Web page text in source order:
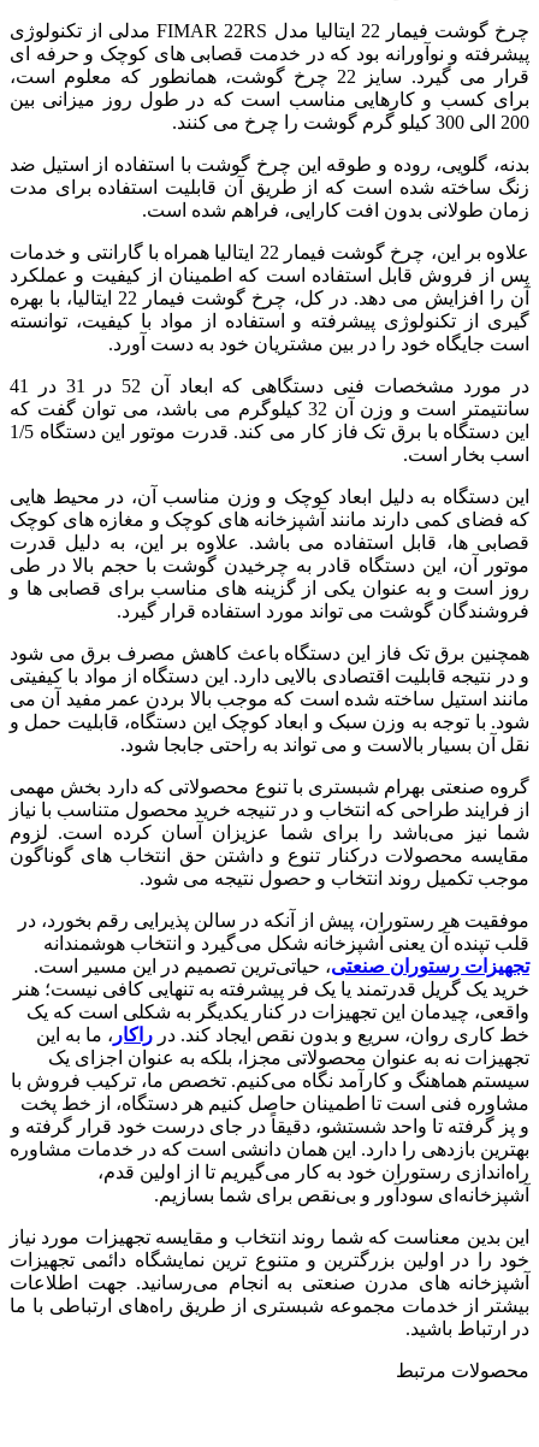
چرخ گوشت فیمار 22 ایتالیا مدل FIMAR 22RS مدلی از تکنولوژی
پیشرفته و نوآورانه بود که در خدمت قصابی های کوچک و حرفه ای
قرار می گیرد. سایز 22 چرخ گوشت، همانطور که معلوم است،
برای کسب و کارهایی مناسب است که در طول روز میزانی بین
200 الی 300 کیلو گرم گوشت را چرخ می کنند.
بدنه، گلویی، روده و طوقه این چرخ گوشت با استفاده از استیل ضد
زنگ ساخته شده است که از طریق آن قابلیت استفاده برای مدت
زمان طولانی بدون افت کارایی، فراهم شده است.
علاوه بر این، چرخ گوشت فیمار 22 ایتالیا همراه با گارانتی و خدمات
پس از فروش قابل استفاده است که اطمینان از کیفیت و عملکرد
آن را افزایش می دهد. در کل، چرخ گوشت فیمار 22 ایتالیا، با بهره
گیری از تکنولوژی پیشرفته و استفاده از مواد با کیفیت، توانسته
است جایگاه خود را در بین مشتریان خود به دست آورد.
در مورد مشخصات فنی دستگاهی که ابعاد آن 52 در 31 در 41
سانتیمتر است و وزن آن 32 کیلوگرم می باشد، می توان گفت که
این دستگاه با برق تک فاز کار می کند. قدرت موتور این دستگاه 1/5
اسب بخار است.
این دستگاه به دلیل ابعاد کوچک و وزن مناسب آن، در محیط هایی
که فضای کمی دارند مانند آشپزخانه های کوچک و مغازه های کوچک
قصابی ها، قابل استفاده می باشد. علاوه بر این، به دلیل قدرت
موتور آن، این دستگاه قادر به چرخیدن گوشت با حجم بالا در طی
روز است و به عنوان یکی از گزینه های مناسب برای قصابی ها و
فروشندگان گوشت می تواند مورد استفاده قرار گیرد.
همچنین برق تک فاز این دستگاه باعث کاهش مصرف برق می شود
و در نتیجه قابلیت اقتصادی بالایی دارد. این دستگاه از مواد با کیفیتی
مانند استیل ساخته شده است که موجب بالا بردن عمر مفید آن می
شود. با توجه به وزن سبک و ابعاد کوچک این دستگاه، قابلیت حمل و
نقل آن بسیار بالاست و می تواند به راحتی جابجا شود.
گروه صنعتی بهرام شبستری با تنوع محصولاتی که دارد بخش مهمی
از فرایند طراحی که انتخاب و در تنیجه خرید محصول متناسب با نیاز
شما نیز می‌باشد را برای شما عزیزان آسان کرده است. لزوم
مقایسه محصولات درکنار تنوع و داشتن حق انتخاب های گوناگون
موجب تکمیل روند انتخاب و حصول نتیجه می شود.
موفقیت هر رستوران، پیش از آنکه در سالن پذیرایی رقم بخورد، در
قلب تپنده آن یعنی آشپزخانه شکل می‌گیرد و انتخاب هوشمندانه
تجهیزات رستوران صنعتی، حیاتی‌ترین تصمیم در این مسیر است.
خرید یک گریل قدرتمند یا یک فر پیشرفته به تنهایی کافی نیست؛ هنر
واقعی، چیدمان این تجهیزات در کنار یکدیگر به شکلی است که یک
خط کاری روان، سریع و بدون نقص ایجاد کند. در راکار ، ما به این
تجهیزات نه به عنوان محصولاتی مجزا، بلکه به عنوان اجزای یک
سیستم هماهنگ و کارآمد نگاه می‌کنیم. تخصص ما، ترکیب فروش با
مشاوره فنی است تا اطمینان حاصل کنیم هر دستگاه، از خط پخت
و پز گرفته تا واحد شستشو، دقیقاً در جای درست خود قرار گرفته و
بهترین بازدهی را دارد. این همان دانشی است که در خدمات مشاوره
راه‌اندازی رستوران خود به کار می‌گیریم تا از اولین قدم،
آشپزخانه‌ای سودآور و بی‌نقص برای شما بسازیم.
این بدین معناست که شما روند انتخاب و مقایسه تجهیزات مورد نیاز
خود را در اولین بزرگترین و متنوع ترین نمایشگاه دائمی تجهیزات
آشپزخانه های مدرن صنعتی به انجام می‌رسانید. جهت اطلاعات
بیشتر از خدمات مجموعه شبستری از طریق راه‌های ارتباطی با ما
در ارتباط باشید.
محصولات مرتبط